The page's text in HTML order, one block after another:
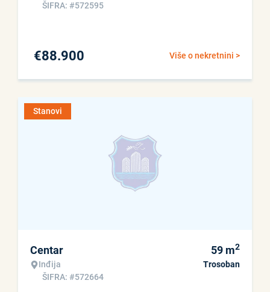
ŠIFRA: #572595
Više o nekretnini >
€88.900
Stanovi
Centar
Inđija
ŠIFRA: #572664
59 m2
Trosoban